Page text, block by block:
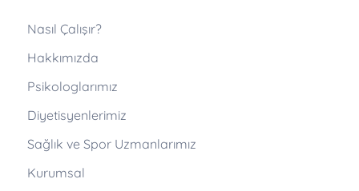
Nasıl Çalışır?
Hakkımızda
Psikologlarımız
Diyetisyenlerimiz
Sağlık ve Spor Uzmanlarımız
Kurumsal